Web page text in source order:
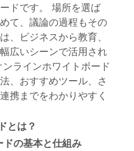
ドです。 場所を選ば
て、議論の過程もその
、ビジネスから教育、
広いシーンで活用され
ラインホワイトボード
、おすすめツール、さ
携までをわかりやすく
とは？
ドの基本と仕組み